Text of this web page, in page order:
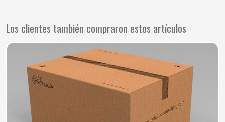
Los clientes también compraron estos artículos